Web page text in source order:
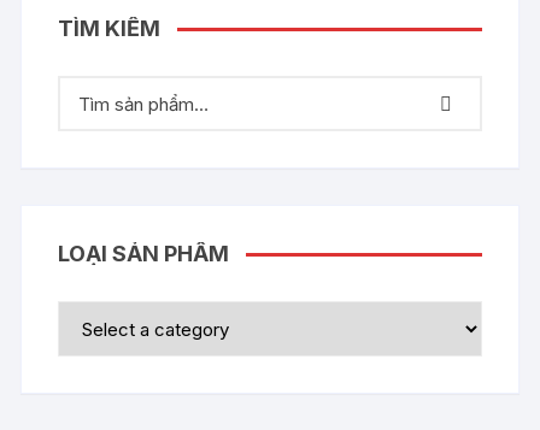
TÌM KIẾM
LOẠI SẢN PHẨM